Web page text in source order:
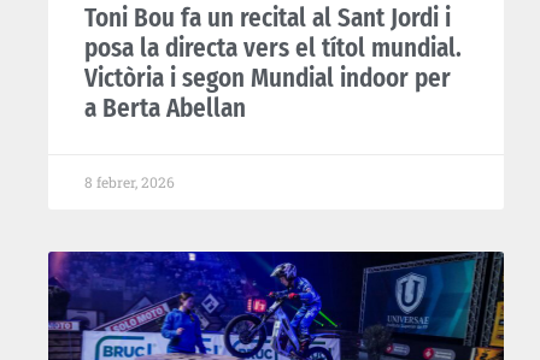
Toni Bou fa un recital al Sant Jordi i
posa la directa vers el títol mundial.
Victòria i segon Mundial indoor per
a Berta Abellan
8 febrer, 2026